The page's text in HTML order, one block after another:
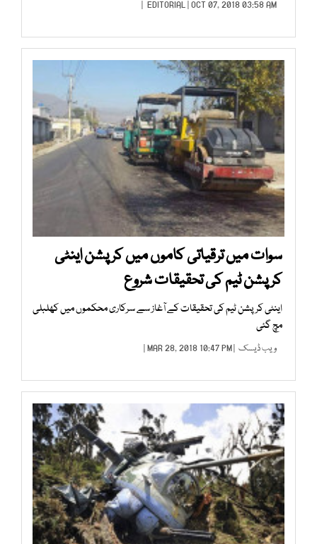
EDITORIAL| OCT 07, 2018 03:58 AM |
سوات میں ترقیاتی كاموں میں كرپشن اینٹی
كرپشن ٹیم کی تحقیقات شروع
اینٹی کرپشن ٹیم کی تحقیقات کے آغاز سے سركاری محكموں میں كھلبلی
مچ گئی
ویب ڈیسک | MAR 28, 2018 10:47 PM |